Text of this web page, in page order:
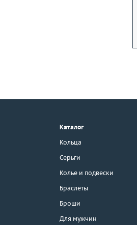
г. Москва, Тихвинский пер., д. 7,
3D-тур по шоуруму
Каталог
Кольца
Серьги
Колье и подвески
Браслеты
Броши
Для мужчин